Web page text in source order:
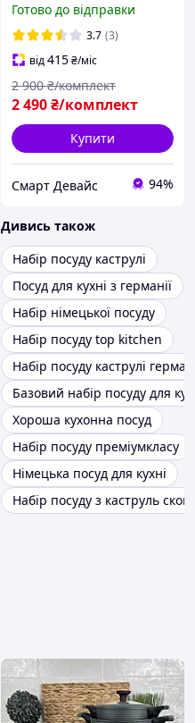
кришками, кухонний
набір каструль з
антипригарним
покриттям
Готово до відправки
3.7 (3)
від415₴/міс
2 490₴/комплект
2 900 ₴/комплект
Купити
Смарт Девайс 94%
Дивись також
Набір посуду каструлі
Посуд для кухні з германії
Набір німецької посуду
Набір посуду top kitchen
Набір посуду каструлі
Базовий набір посуду для
Хороша кухонна посуд
Набір посуду преміумкласу
Німецька посуд для кухні
Набір посуду з каструль